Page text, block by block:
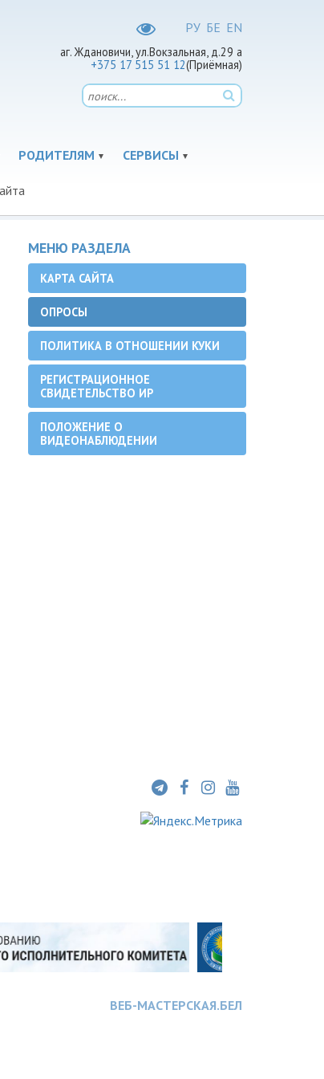
РУ БЕ EN
аг. Ждановичи, ул.Вокзальная, д.29 а
+375 17 515 51 12(Приёмная)
РОДИТЕЛЯМ СЕРВИСЫ
МЕНЮ РАЗДЕЛА
КАРТА САЙТА
ОПРОСЫ
ПОЛИТИКА В ОТНОШЕНИИ КУКИ
РЕГИСТРАЦИОННОЕ
СВИДЕТЕЛЬСТВО ИР
ПОЛОЖЕНИЕ О
ВИДЕОНАБЛЮДЕНИИ
ВЕБ-МАСТЕРСКАЯ.БЕЛ